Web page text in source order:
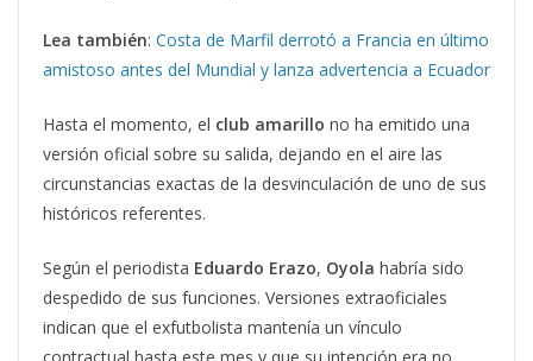
Lea también: Costa de Marfil derrotó a Francia en último
amistoso antes del Mundial y lanza advertencia a Ecuador
Hasta el momento, el club amarillo no ha emitido una
versión oficial sobre su salida, dejando en el aire las
circunstancias exactas de la desvinculación de uno de sus
históricos referentes.
Según el periodista Eduardo Erazo, Oyola habría sido
despedido de sus funciones. Versiones extraoficiales
indican que el exfutbolista mantenía un vínculo